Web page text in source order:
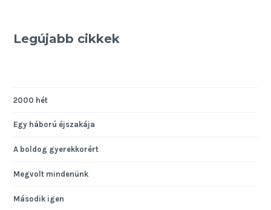
Legújabb cikkek
2000 hét
Egy háború éjszakája
A boldog gyerekkorért
Megvolt mindenünk
Második igen